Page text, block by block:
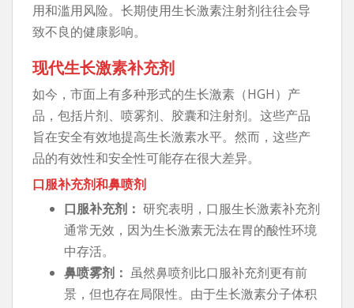
用和滥用风险。长期使用生长激素注射剂往往会导
致不良的健康影响。
现代生长激素补充剂
如今，市面上有多种形式的生长激素（HGH）产
品，包括片剂、喷雾剂、胶囊和注射剂。这些产品
旨在安全有效地提高生长激素水平。然而，这些产
品的有效性和安全性可能存在很大差异。
口服补充剂和鼻喷剂
口服补充剂： 研究表明，口服生长激素补充剂
通常无效，因为生长激素无法在胃的酸性环境
中存活。
鼻喷雾剂： 虽然鼻喷剂比口服补充剂更有前
景，但也存在局限性。由于生长激素分子体积